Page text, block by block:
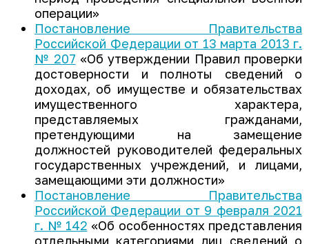
операции»
Постановление Правительства
Российской Федерации от 13 марта 2013 г.
№ 207 «Об утверждении Правил проверки
достоверности и полноты сведений о
доходах, об имуществе и обязательствах
имущественного характера,
представляемых гражданами,
претендующими на замещение
должностей руководителей федеральных
государственных учреждений, и лицами,
замещающими эти должности»
Постановление Правительства
Российской Федерации от 9 февраля 2021
г. № 142 «Об особенностях представления
отдельными категориями лиц сведений о